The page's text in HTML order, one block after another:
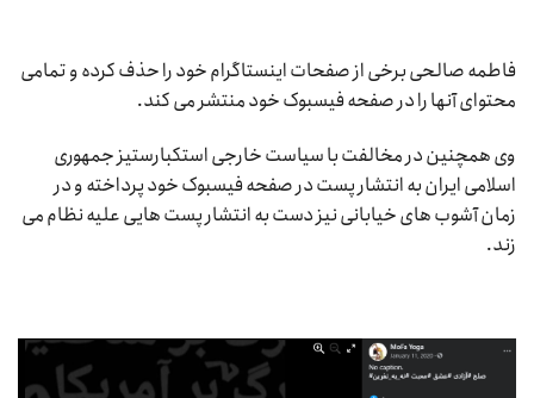
فاطمه صالحی برخی از صفحات اینستاگرام خود را حذف کرده و تمامی
محتوای آنها را در صفحه فیسبوک خود منتشر می کند.
وی همچنین در مخالفت با سیاست خارجی استکبارستیز جمهوری
اسلامی ایران به انتشار پست در صفحه فیسبوک خود پرداخته و در
زمان آشوب های خیابانی نیز دست به انتشار پست هایی علیه نظام می
زند.